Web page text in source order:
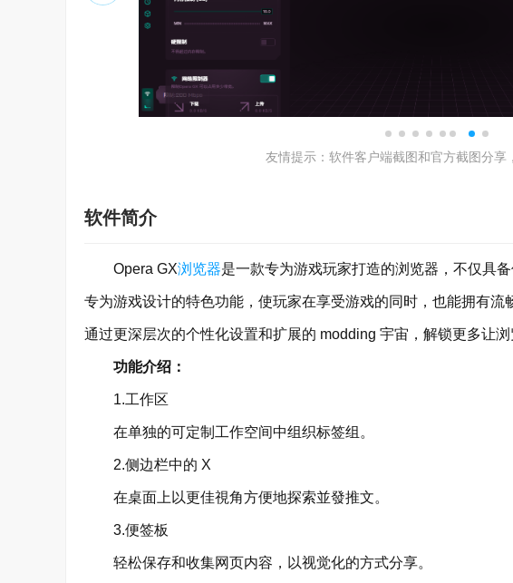
友情提示：软件客户端截图和官方截图分享
软件简介
Opera GX浏览器是一款专为游戏玩家打造的浏览器，不仅具
专为游戏设计的特色功能，使玩家在享受游戏的同时，也能拥有流
通过更深层次的个性化设置和扩展的 modding 宇宙，解锁更多让浏
功能介绍：
1.工作区
在单独的可定制工作空间中组织标签组。
2.侧边栏中的 X
在桌面上以更佳視角方便地探索並發推文。
3.便签板
轻松保存和收集网页内容，以视觉化的方式分享。